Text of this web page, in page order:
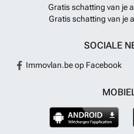
Gratis schatting van je
Gratis schatting van je
SOCIALE
Immovlan.be op Facebook